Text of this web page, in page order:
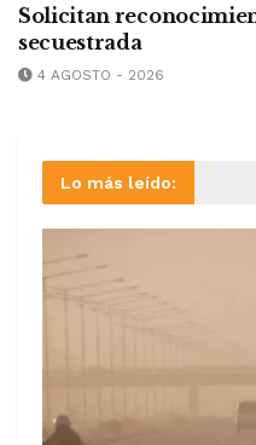
Solicitan
secuestrada
4 AGOSTO - 2026
Lo más leído: